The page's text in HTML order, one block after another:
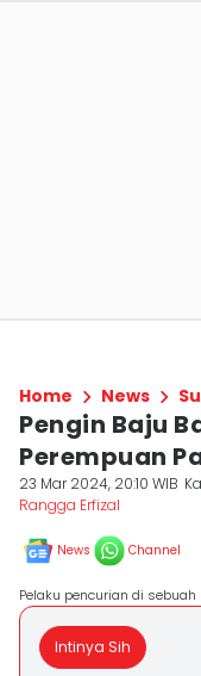
Home News
Pengin Baju
Perempuan
23 Mar 2024, 20:10 WIB
Rangga Erfizal
News Channel
Pelaku pencurian di
Intinya Sih